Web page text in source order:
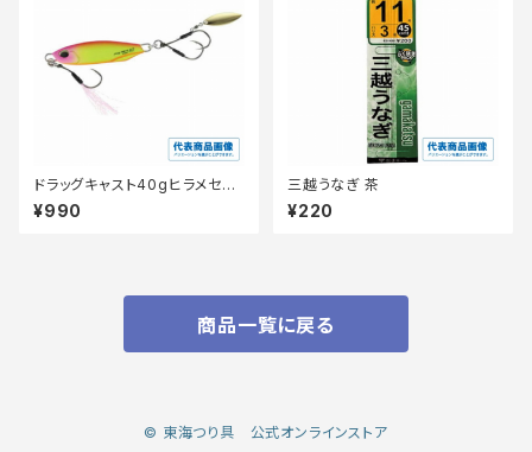
ドラッグキャスト40gヒラメセレ
クション
¥990
三越うなぎ 茶
¥220
商品一覧に戻る
© 東海つり具 公式オンラインストア